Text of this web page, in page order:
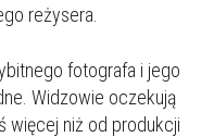
reżysera.
fotografa i jego
Widzowie oczekują
więcej niż od produkcji